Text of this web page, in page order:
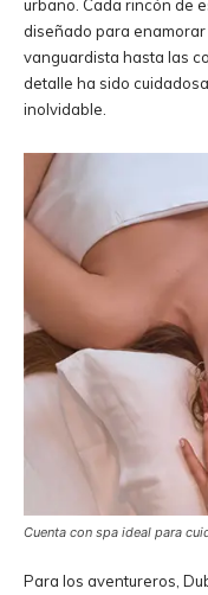
urbano. Cada rincón de
diseñado para
vanguardista hasta las
detalle ha sido
inolvidable.
Cuenta con spa ideal para
Para los aventureros,